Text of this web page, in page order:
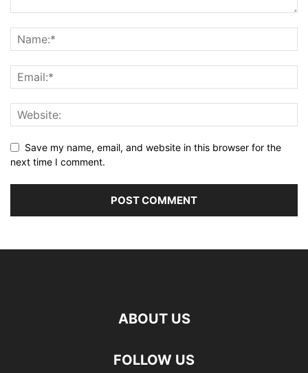
Save my name, email, and website in this browser for the
next time I comment.
ABOUT US
FOLLOW US